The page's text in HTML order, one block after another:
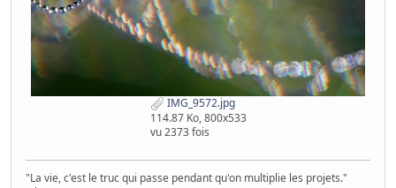
IMG_9572.jpg
114.87 Ko, 800x533
vu 2373 fois
"La vie, c'est le truc qui passe pendant qu'on multiplie les projets."